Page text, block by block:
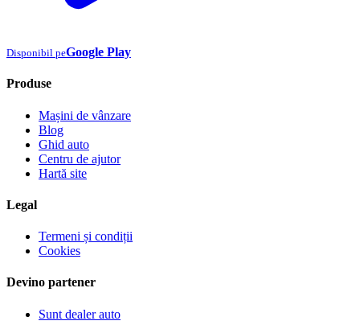
Disponibil peGoogle Play
Produse
Mașini de vânzare
Blog
Ghid auto
Centru de ajutor
Hartă site
Legal
Termeni și condiții
Cookies
Devino partener
Sunt dealer auto